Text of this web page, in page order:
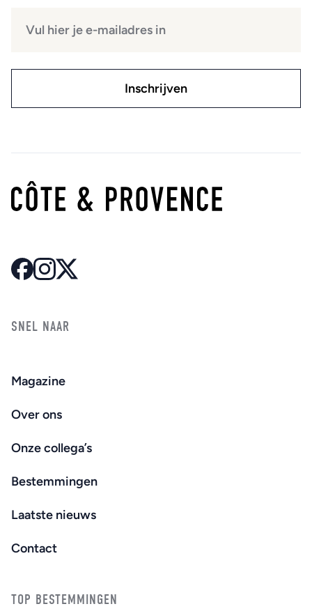
SNEL NAAR
Magazine
Over ons
Onze collega’s
Bestemmingen
Laatste nieuws
Contact
TOP BESTEMMINGEN